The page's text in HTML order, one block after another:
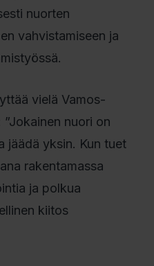
nuorten
vahvistamiseen ja
vielä Vamos-
nuori on
jäädä yksin. Kun tuet
rakentamassa
ja polkua
kiitos